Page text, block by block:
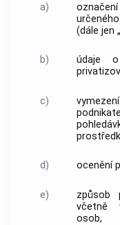
a)
(dále jen
b)
údaje
c)
d) ocenění
e)
způsob
včetně
osob,